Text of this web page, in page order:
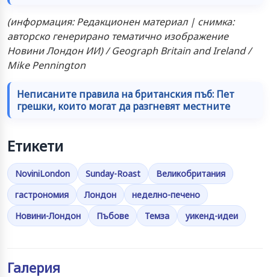
(информация: Редакционен материал | снимка:
авторско генерирано тематично изображение
Новини Лондон ИИ) / Geograph Britain and Ireland /
Mike Pennington
Неписаните правила на британския пъб: Пет
грешки, които могат да разгневят местните
Етикети
NoviniLondon Sunday-Roast
Великобритания
гастрономия
Лондон
неделно-печено
Новини-Лондон
Пъбове Темза уикенд-идеи
Галерия